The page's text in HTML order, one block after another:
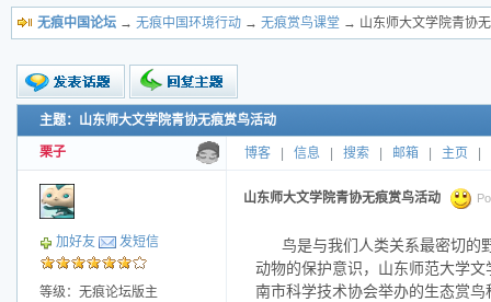
无痕中国论坛 → 无痕中国环境行动 → 无痕赏鸟课堂 → 山东师大文学院青协
新的主题
投票帖
交易帖
小字报
主题：山东师大文学院青协无痕赏鸟活动
栗子 博客 信息 搜索 邮箱 主页
加好友 发短信
等级：无痕论坛版主
山东师大文学院青协无痕赏鸟活动
鸟是与我们人类关系最密切的
动物的保护意识，山东师范大学
南市科学技术协会举办的生态赏鸟